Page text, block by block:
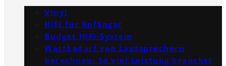
Vinyl
HiFi für Anfänger
Budget HiFi-System
Wattbedarf von Lautsprechern
berechnen: So viel Leistung brauchst